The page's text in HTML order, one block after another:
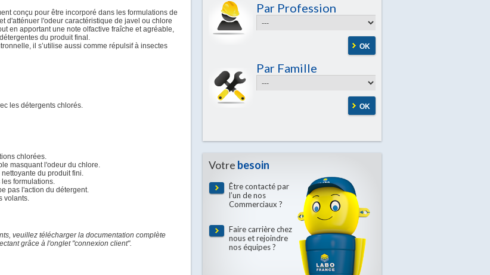
conçu pour être incorporé dans les formulations de
d'atténuer l'odeur caractéristique de javel ou chlore
en apportant une note olfactive fraîche et agréable,
du produit final.
il s’utilise aussi comme répulsif à insectes
les détergents chlorés.
chlorées.
masquant l'odeur du chlore.
du produit fini.
les formulations.
pas l'action du détergent.
volants.
veuillez télécharger la documentation complète
grâce à l'onglet "connexion client".
Par Profession
OK
Par Famille
OK
Votre besoin
Être contacté par
l’un de nos
Commerciaux ?
Faire carrière chez
nous et rejoindre
nos équipes ?